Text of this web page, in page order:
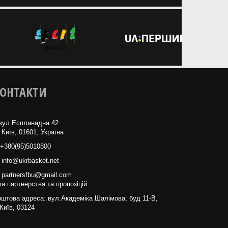
Еспланадна 42
01601, Україна
+380(95)5010800
info@ukrbasket.net
partnersfbu@gmail.com
партнерства та пропозіцій
адреса: вул.Академіка Шалімова, буд 11-В,
03124